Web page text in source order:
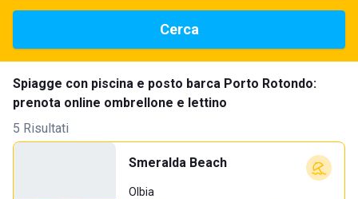
Cerca
Spiagge con piscina e posto barca Porto Rotondo:
prenota online ombrellone e lettino
5 Risultati
Smeralda Beach
Olbia